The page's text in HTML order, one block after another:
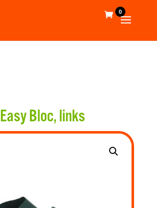
0
Easy Bloc, links